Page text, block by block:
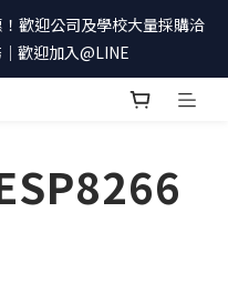
歡迎公司及學校大量採購洽
歡迎加入@LINE